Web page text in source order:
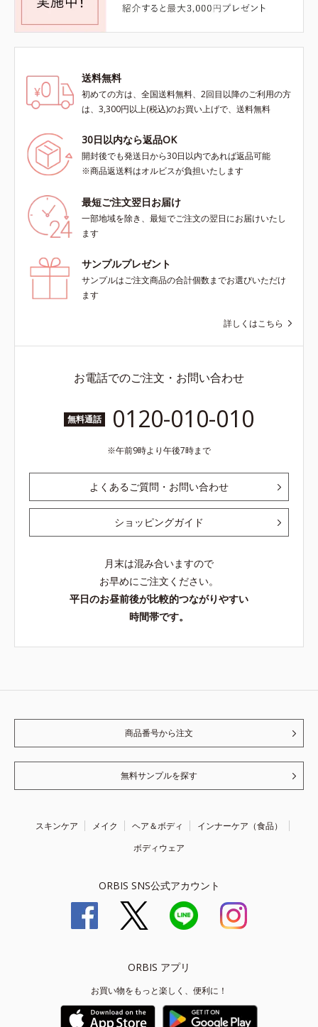
送料無料
初めての方は、全国送料無料、2回目以降のご利用の方
は、3,300円以上(税込)のお買い上げで、送料無料
30日以内なら返品OK
開封後でも発送日から30日以内であれば返品可能
※商品返送料はオルビスが負担いたします
最短ご注文翌日お届け
一部地域を除き、最短でご注文の翌日にお届けいたし
ます
サンプルプレゼント
サンプルはご注文商品の合計個数までお選びいただけ
ます
詳しくはこちら
お電話でのご注文・お問い合わせ
無料通話 0120-010-010
午前9時より午後7時まで
よくあるご質問・お問い合わせ
ショッピングガイド
月末は混み合いますので
お早めにご注文ください。
平日のお昼前後が比較的つながりやすい
時間帯です。
商品番号から注文
無料サンプルを探す
スキンケア メイク ヘア＆ボディ
インナーケア（食品）
ボディウェア
ORBIS SNS公式アカウント
ORBIS アプリ
お買い物をもっと楽しく、便利に！